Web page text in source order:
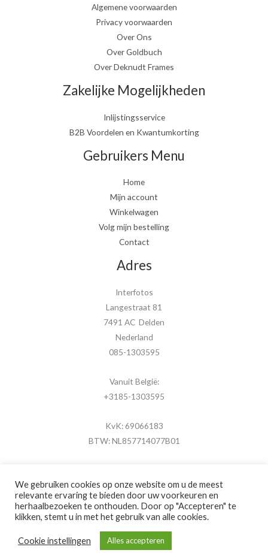
Algemene voorwaarden
Privacy voorwaarden
Over Ons
Over Goldbuch
Over Deknudt Frames
Zakelijke Mogelijkheden
Inlijstingsservice
B2B Voordelen en Kwantumkorting
Gebruikers Menu
Home
Mijn account
Winkelwagen
Volg mijn bestelling
Contact
Adres
Interfotos
Langestraat 81
7491 AC Delden
Nederland
085-1303595
Vanuit België:
+3185-1303595
KvK: 69066183
BTW: NL857714077B01
Copyright © 2026 MijnFotolijstje.nl
Powered by Brouwer Digitaal
We gebruiken cookies op onze website om u de meest
relevante ervaring te bieden door uw voorkeuren en
herhaalbezoeken te onthouden. Door op "Accepteren" te
klikken, stemt u in met het gebruik van alle cookies.
Cookie instellingen Alles accepteren